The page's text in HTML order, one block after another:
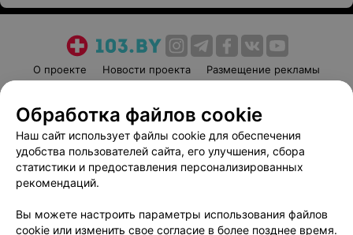
О проекте Новости проекта
Размещение рекламы
Пользовательское соглашение
Способы оплаты
Вакансии
Партнеры
Написать руководителю 103.by
Обработка персональных данных
Обработка файлов cookie
Наш сайт использует файлы cookie для обеспечения
удобства пользователей сайта, его улучшения, сбора
статистики и предоставления персонализированных
рекомендаций.
Вы можете настроить параметры использования файлов
cookie или изменить свое согласие в более позднее время.